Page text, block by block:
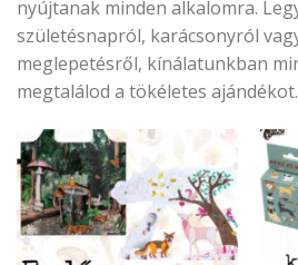
nyújtanak minden alkalomra.
születésnapról, karácsonyról
meglepetésről, kínálatunkban
megtalálod a tökéletes ajándékot.